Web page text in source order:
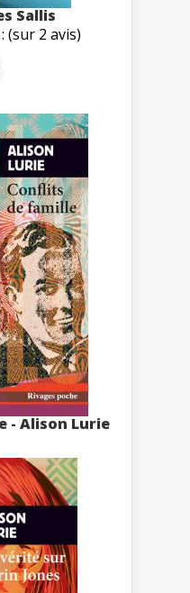
Sallis
(sur 2 avis)
- Alison Lurie